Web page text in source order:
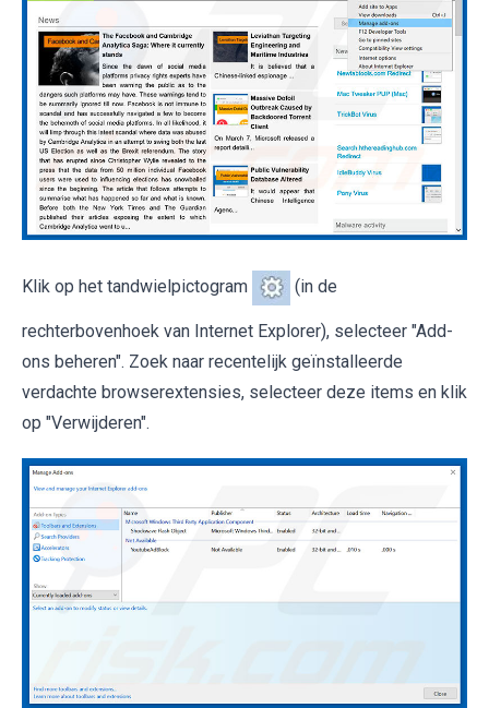
Klik op het tandwielpictogram (in de
rechterbovenhoek van Internet Explorer), selecteer "Add-
ons beheren". Zoek naar recentelijk geïnstalleerde
verdachte browserextensies, selecteer deze items en klik
op "Verwijderen".